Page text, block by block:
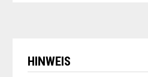
HINWEIS